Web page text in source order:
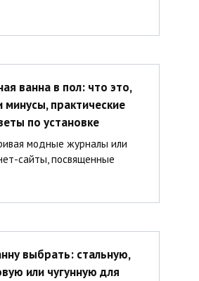
ванна в пол: что это,
минусы, практические
по установке
модные журналы или
сайты, посвященные
выбрать: стальную,
или чугунную для